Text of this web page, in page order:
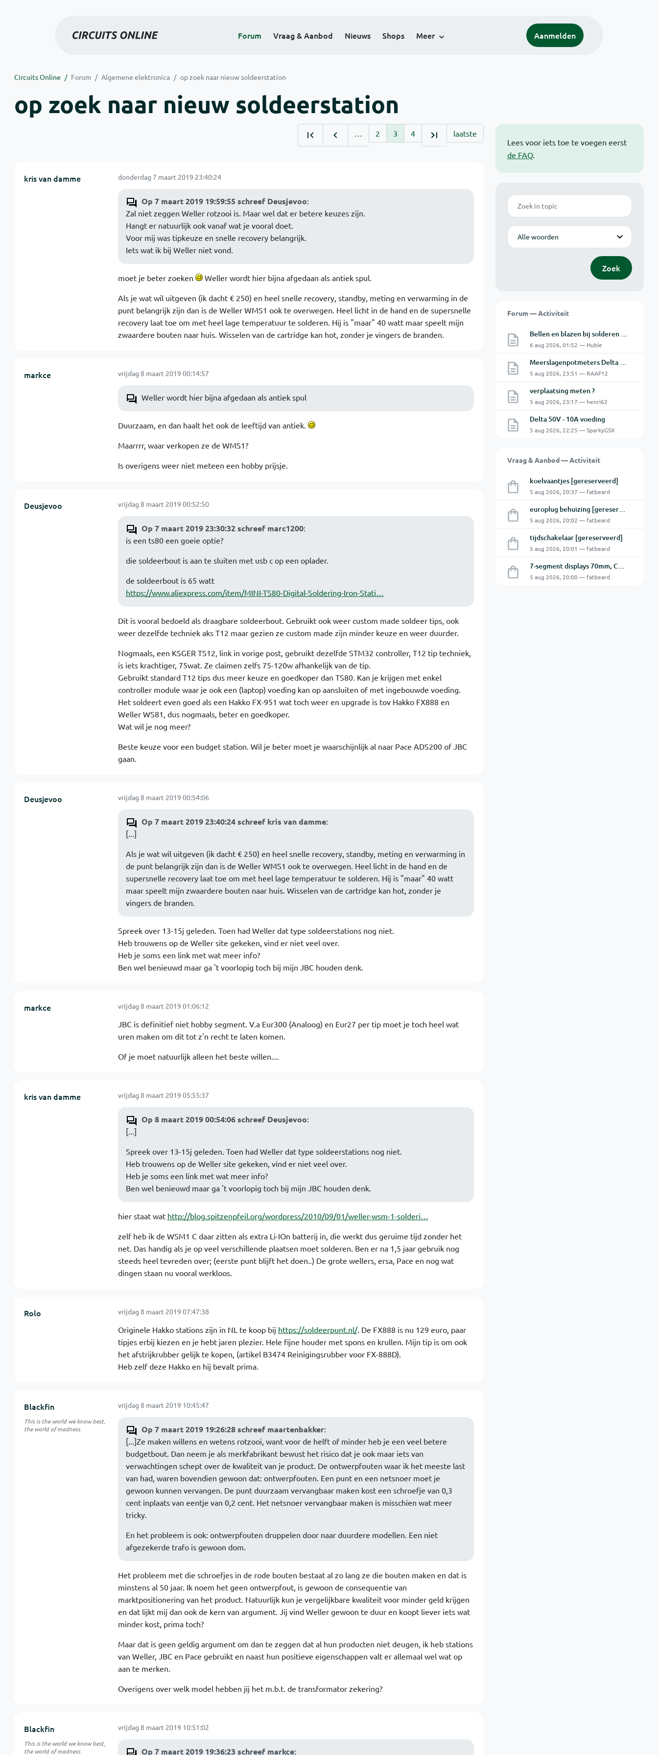
Forum Vraag & Aanbod Nieuws Shops Meer Aanmelden
Circuits Online Forum Algemene elektronica op zoek naar nieuw soldeerstation
op zoek naar nieuw soldeerstation
Lees voor iets toe te voegen eerst
de FAQ.
Zoek
Modus
Zoek
Forum — Activiteit
Bellen en blazen bij solderen van Chinese PCBs
6 aug 2026, 01:52 — Hubie
Meerslagenpotmeters Delta SM45-70D
5 aug 2026, 23:51 — RAAF12
verplaatsing meten ?
5 aug 2026, 23:17 — henri62
Delta 50V - 10A voeding
5 aug 2026, 22:25 — SparkyGSX
Vraag & Aanbod — Activiteit
koelvaantjes [gereserveerd]
5 aug 2026, 20:37 — fatbeard
europlug behuizing [gereserveerd]
5 aug 2026, 20:02 — fatbeard
tijdschakelaar [gereserveerd]
5 aug 2026, 20:01 — fatbeard
7-segment displays 70mm, CA [gereserveerd]
5 aug 2026, 20:00 — fatbeard
… 2 3 4 laatste
kris van damme donderdag 7 maart 2019 23:40:24
Op 7 maart 2019 19:59:55 schreef Deusjevoo:
Zal niet zeggen Weller rotzooi is. Maar wel dat er betere keuzes zijn.
Hangt er natuurlijk ook vanaf wat je vooral doet.
Voor mij was tipkeuze en snelle recovery belangrijk.
Iets wat ik bij Weller niet vond.
moet je beter zoeken Weller wordt hier bijna afgedaan als antiek spul.
Als je wat wil uitgeven (ik dacht € 250) en heel snelle recovery, standby, meting en verwarming in de
punt belangrijk zijn dan is de Weller WMS1 ook te overwegen. Heel licht in de hand en de supersnelle
recovery laat toe om met heel lage temperatuur te solderen. Hij is "maar" 40 watt maar speelt mijn
zwaardere bouten naar huis. Wisselen van de cartridge kan hot, zonder je vingers de branden.
markce vrijdag 8 maart 2019 00:14:57
Weller wordt hier bijna afgedaan als antiek spul
Duurzaam, en dan haalt het ook de leeftijd van antiek.
Maarrrr, waar verkopen ze de WMS1?
Is overigens weer niet meteen een hobby prijsje.
Deusjevoo vrijdag 8 maart 2019 00:52:50
Op 7 maart 2019 23:30:32 schreef marc1200:
is een ts80 een goeie optie?
die soldeerbout is aan te sluiten met usb c op een oplader.
de soldeerbout is 65 watt
https://www.aliexpress.com/item/MINI-TS80-Digital-Soldering-Iron-Stati…
Dit is vooral bedoeld als draagbare soldeerbout. Gebruikt ook weer custom made soldeer tips, ook
weer dezelfde techniek aks T12 maar gezien ze custom made zijn minder keuze en weer duurder.
Nogmaals, een KSGER TS12, link in vorige post, gebruikt dezelfde STM32 controller, T12 tip techniek,
is iets krachtiger, 75wat. Ze claimen zelfs 75-120w afhankelijk van de tip.
Gebruikt standard T12 tips dus meer keuze en goedkoper dan TS80. Kan je krijgen met enkel
controller module waar je ook een (laptop) voeding kan op aansluiten of met ingebouwde voeding.
Het soldeert even goed als een Hakko FX-951 wat toch weer en upgrade is tov Hakko FX888 en
Weller WS81, dus nogmaals, beter en goedkoper.
Wat wil je nog meer?
Beste keuze voor een budget station. Wil je beter moet je waarschijnlijk al naar Pace ADS200 of JBC
gaan.
Deusjevoo vrijdag 8 maart 2019 00:54:06
Op 7 maart 2019 23:40:24 schreef kris van damme:
[...]
Als je wat wil uitgeven (ik dacht € 250) en heel snelle recovery, standby, meting en verwarming in
de punt belangrijk zijn dan is de Weller WMS1 ook te overwegen. Heel licht in de hand en de
supersnelle recovery laat toe om met heel lage temperatuur te solderen. Hij is "maar" 40 watt
maar speelt mijn zwaardere bouten naar huis. Wisselen van de cartridge kan hot, zonder je
vingers de branden.
Spreek over 13-15j geleden. Toen had Weller dat type soldeerstations nog niet.
Heb trouwens op de Weller site gekeken, vind er niet veel over.
Heb je soms een link met wat meer info?
Ben wel benieuwd maar ga 't voorlopig toch bij mijn JBC houden denk.
markce vrijdag 8 maart 2019 01:06:12
JBC is definitief niet hobby segment. V.a Eur300 (Analoog) en Eur27 per tip moet je toch heel wat
uren maken om dit tot z'n recht te laten komen.
Of je moet natuurlijk alleen het beste willen....
kris van damme vrijdag 8 maart 2019 05:55:37
Op 8 maart 2019 00:54:06 schreef Deusjevoo:
[...]
Spreek over 13-15j geleden. Toen had Weller dat type soldeerstations nog niet.
Heb trouwens op de Weller site gekeken, vind er niet veel over.
Heb je soms een link met wat meer info?
Ben wel benieuwd maar ga 't voorlopig toch bij mijn JBC houden denk.
hier staat wat http://blog.spitzenpfeil.org/wordpress/2010/09/01/weller-wsm-1-solderi…
zelf heb ik de WSM1 C daar zitten als extra Li-IOn batterij in, die werkt dus geruime tijd zonder het
net. Das handig als je op veel verschillende plaatsen moet solderen. Ben er na 1,5 jaar gebruik nog
steeds heel tevreden over; (eerste punt blijft het doen..) De grote wellers, ersa, Pace en nog wat
dingen staan nu vooral werkloos.
Rolo vrijdag 8 maart 2019 07:47:38
Originele Hakko stations zijn in NL te koop bij https://soldeerpunt.nl/. De FX888 is nu 129 euro, paar
tipjes erbij kiezen en je hebt jaren plezier. Hele fijne houder met spons en krullen. Mijn tip is om ook
het afstrijkrubber gelijk te kopen, (artikel B3474 Reinigingsrubber voor FX-888D).
Heb zelf deze Hakko en hij bevalt prima.
Blackfin
This is the world we know best,
the world of madness
vrijdag 8 maart 2019 10:45:47
Op 7 maart 2019 19:26:28 schreef maartenbakker:
[...]Ze maken willens en wetens rotzooi, want voor de helft of minder heb je een veel betere
budgetbout. Dan neem je als merkfabrikant bewust het risico dat je ook maar iets van
verwachtingen schept over de kwaliteit van je product. De ontwerpfouten waar ik het meeste last
van had, waren bovendien gewoon dat: ontwerpfouten. Een punt en een netsnoer moet je
gewoon kunnen vervangen. De punt duurzaam vervangbaar maken kost een schroefje van 0,3
cent inplaats van eentje van 0,2 cent. Het netsnoer vervangbaar maken is misschien wat meer
tricky.
En het probleem is ook: ontwerpfouten druppelen door naar duurdere modellen. Een niet
afgezekerde trafo is gewoon dom.
Het probleem met die schroefjes in de rode bouten bestaat al zo lang ze die bouten maken en dat is
minstens al 50 jaar. Ik noem het geen ontwerpfout, is gewoon de consequentie van
marktpositionering van het product. Natuurlijk kun je vergelijkbare kwaliteit voor minder geld krijgen
en dat lijkt mij dan ook de kern van argument. Jij vind Weller gewoon te duur en koopt liever iets wat
minder kost, prima toch?
Maar dat is geen geldig argument om dan te zeggen dat al hun producten niet deugen, ik heb stations
van Weller, JBC en Pace gebruikt en naast hun positieve eigenschappen valt er allemaal wel wat op
aan te merken.
Overigens over welk model hebben jij het m.b.t. de transformator zekering?
Blackfin
This is the world we know best,
the world of madness
vrijdag 8 maart 2019 10:51:02
Op 7 maart 2019 19:36:23 schreef markce: